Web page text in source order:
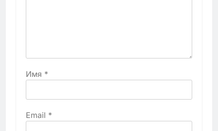
Имя *
Email *